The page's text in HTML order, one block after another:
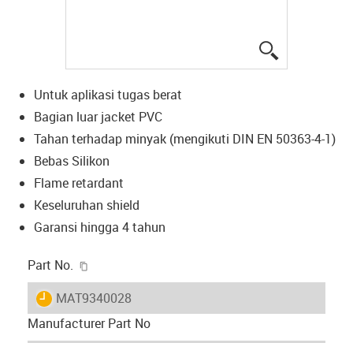
Untuk aplikasi tugas berat
Bagian luar jacket PVC
Tahan terhadap minyak (mengikuti DIN EN 50363-4-1)
Bebas Silikon
Flame retardant
Keseluruhan shield
Garansi hingga 4 tahun
Part No.
igus-icon-lieferzeit
MAT9340028
Manufacturer Part No